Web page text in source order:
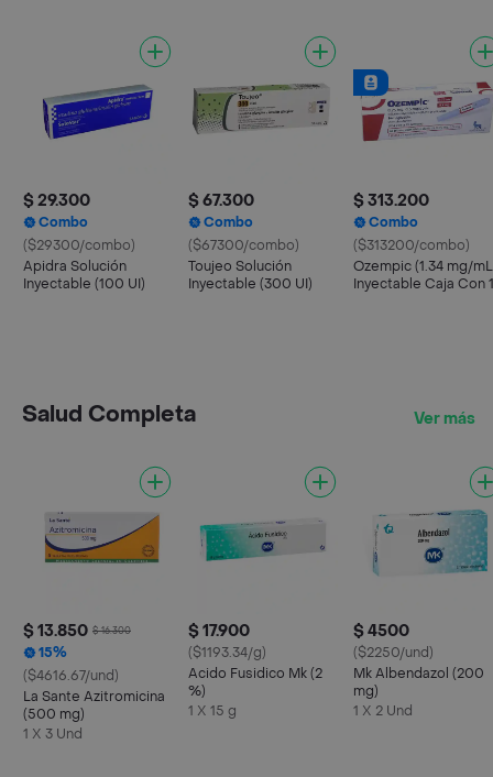
$ 29.300
Combo
($29300/combo)
Apidra Solución
Inyectable (100 UI)
$ 67.300
Combo
($67300/combo)
Toujeo Solución
Inyectable (300 UI)
$ 313.200
Combo
($313200/combo)
Ozempic (1.34 mg/
Inyectable Caja Con 1
Salud Completa Ver más
$ 13.850 $ 16.300
15%
($4616.67/und)
La Sante Azitromicina
(500 mg)
1 X 3 Und
$ 17.900
($1193.34/g)
Acido Fusidico Mk (2
%)
1 X 15 g
$ 4500
($2250/und)
Mk Albendazol (200
mg)
1 X 2 Und